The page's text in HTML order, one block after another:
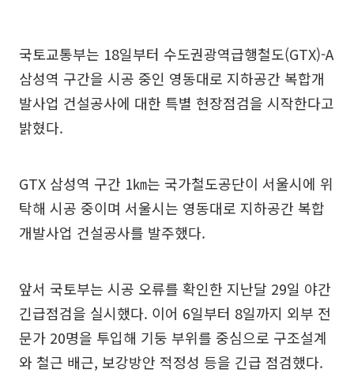
국토교통부는 18일부터 수도권광역급행철도(GTX)-A
삼성역 구간을 시공 중인 영동대로 지하공간 복합개
발사업 건설공사에 대한 특별 현장점검을 시작한다고
밝혔다.
GTX 삼성역 구간 1㎞는 국가철도공단이 서울시에 위
탁해 시공 중이며 서울시는 영동대로 지하공간 복합
개발사업 건설공사를 발주했다.
앞서 국토부는 시공 오류를 확인한 지난달 29일 야간
긴급점검을 실시했다. 이어 6일부터 8일까지 외부 전
문가 20명을 투입해 기둥 부위를 중심으로 구조설계
와 철근 배근, 보강방안 적정성 등을 긴급 점검했다.